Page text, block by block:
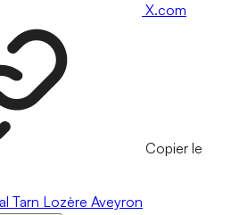
X.com
Copier le
Tarn Lozère Aveyron